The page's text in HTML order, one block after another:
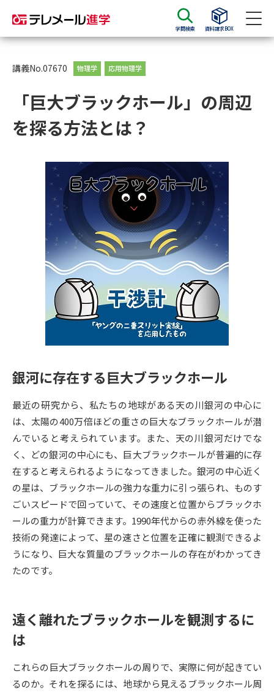
学問検索 資料請求BOX
資料請求
大学・短大の資料種類から請求
総合型選抜・学校推薦型選抜 募
集要項＆願書
大学入学共通テスト利用選抜の
募集要項＆願書
大学・短大以外の資料から請求
専門学校の資料請求 大学院の資料請求
留学・進学関連、塾・予備校
大学入学共通テスト「受験案
内」の請求
配慮案内」の請求
高等学校卒業程度認定試験
幼稚園教員資格認定試験 小学校教員資格認定試験
高等学校（情報）教員資格認定
試験
大学研究 大学検索
大学で学べる内容や特徴を調べる
新増設大学・学部・学科特集
国際・グローバルに強い大学特
データサイエンス特集
新学年スタート号特集ページ
（高3生用）
SELFBRAND特集ページ
講義No.07670 物理学 応用物理学
「巨大ブラックホール」の周辺
を探る方法とは？
銀河に存在する巨大ブラックホール
最近の研究から、私たちの地球がある天の川銀河の中心に
は、太陽の400万倍ほどの重さの巨大なブラックホールが潜
んでいると考えられています。また、天の川銀河だけでな
く、どの銀河の中心にも、巨大ブラックホールが普遍的に存
在すると考えられるようになってきました。銀河の中心近く
の星は、ブラックホールの強力な重力に引っ張られ、ものす
ごいスピードで回っていて、その速度と位置からブラックホ
ールの重力が計算できます。1990年代からの赤外線を使った
技術の発達によって、星の速さと位置を正確に観測できるよ
うになり、巨大な質量のブラックホールの存在がわかってき
たのです。
遠く離れたブラックホールを観測するに
は
これらの巨大ブラックホールの周りで、実際に何が起きてい
るのか。それを探るには、地球から見えるブラックホール周